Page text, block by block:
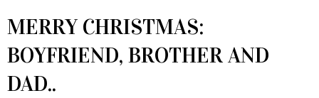
MERRY CHRISTMAS:
BOYFRIEND, BROTHER AND
DAD..